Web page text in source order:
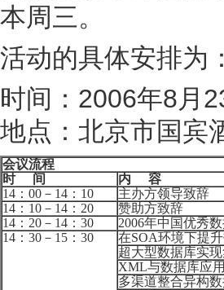
本周三。
活动的具体安排为：
时间：2006年8月
地点：北京市国宾
会议流程
时
间 内
容
14 ： 00 － 14 ： 10
主办方领导致辞
14 ： 10 － 14 ： 20
赞助方致辞
14 ： 20 － 14 ： 30 2006年中国优秀
14 ： 30 － 15 ： 30 在SOA环境下提
超大型数据库实
XML与数据库应
多渠道整合异构数